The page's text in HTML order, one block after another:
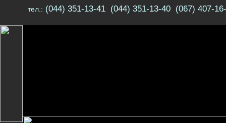
тел.: (044) 351-13-41 (044) 351-13-40 (067) 407-